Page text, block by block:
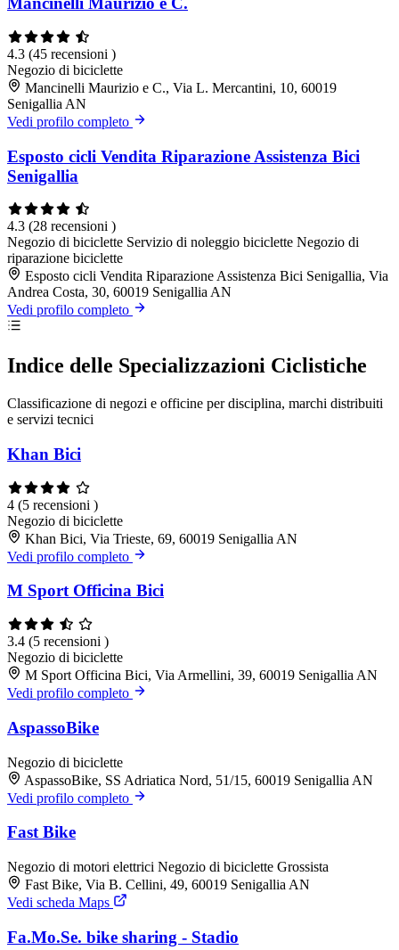
4.3 (45 recensioni )
Negozio di biciclette
Mancinelli Maurizio e C., Via L. Mercantini, 10, 60019
Senigallia AN
Vedi profilo completo
Esposto cicli Vendita Riparazione Assistenza Bici
Senigallia
4.3 (28 recensioni )
Negozio di biciclette Servizio di noleggio biciclette Negozio di
riparazione biciclette
Esposto cicli Vendita Riparazione Assistenza Bici Senigallia, Via
Andrea Costa, 30, 60019 Senigallia AN
Vedi profilo completo
Indice delle Specializzazioni Ciclistiche
Classificazione di negozi e officine per disciplina, marchi distribuiti
e servizi tecnici
Khan Bici
4 (5 recensioni )
Negozio di biciclette
Khan Bici, Via Trieste, 69, 60019 Senigallia AN
Vedi profilo completo
M Sport Officina Bici
3.4 (5 recensioni )
Negozio di biciclette
M Sport Officina Bici, Via Armellini, 39, 60019 Senigallia AN
Vedi profilo completo
AspassoBike
Negozio di biciclette
AspassoBike, SS Adriatica Nord, 51/15, 60019 Senigallia AN
Vedi profilo completo
Fast Bike
Negozio di motori elettrici Negozio di biciclette Grossista
Fast Bike, Via B. Cellini, 49, 60019 Senigallia AN
Vedi scheda Maps
Fa.Mo.Se. bike sharing - Stadio